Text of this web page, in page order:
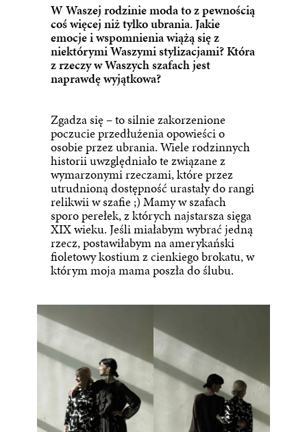
W Waszej rodzinie moda to z pewnością
coś więcej niż tylko ubrania. Jakie
emocje i wspomnienia wiążą się z
niektórymi Waszymi stylizacjami? Która
z rzeczy w Waszych szafach jest
naprawdę wyjątkowa?
Zgadza się – to silnie zakorzenione
poczucie przedłużenia opowieści o
osobie przez ubrania. Wiele rodzinnych
historii uwzględniało te związane z
wymarzonymi rzeczami, które przez
utrudnioną dostępność urastały do rangi
relikwii w szafie ;) Mamy w szafach
sporo perełek, z których najstarsza sięga
XIX wieku. Jeśli miałabym wybrać jedną
rzecz, postawiłabym na amerykański
fioletowy kostium z cienkiego brokatu, w
którym moja mama poszła do ślubu.